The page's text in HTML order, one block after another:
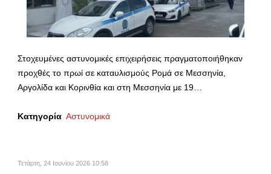
Στοχευμένες αστυνομικές επιχειρήσεις πραγματοποιήθηκαν
προχθές το πρωί σε καταυλισμούς Ρομά σε Μεσσηνία,
Αργολίδα και Κορινθία και στη Μεσσηνία με 19…
Κατηγορία Αστυνομικά
Τετάρτη, 24 Ιουνίου 2026 10:58